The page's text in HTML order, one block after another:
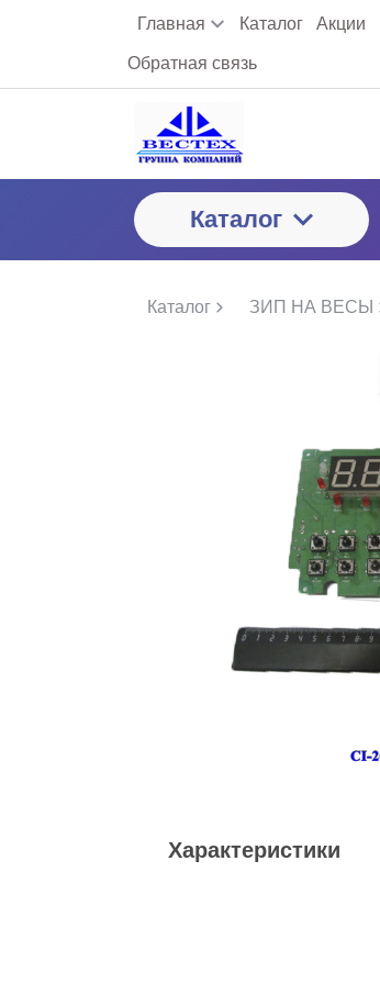
Главная Каталог Акции
Обратная связь
Каталог
Каталог ЗИП НА ВЕСЫ
Характеристики